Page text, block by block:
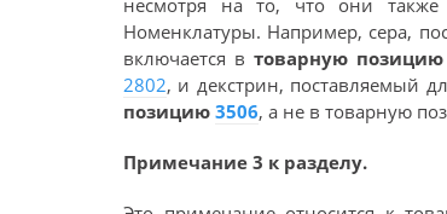
несмотря на то, что они
Номенклатуры. Например, сера,
включается в товарную позицию
2802, и декстрин, поставляемый
позицию 3506, а не в товарную
Примечание 3 к разделу.